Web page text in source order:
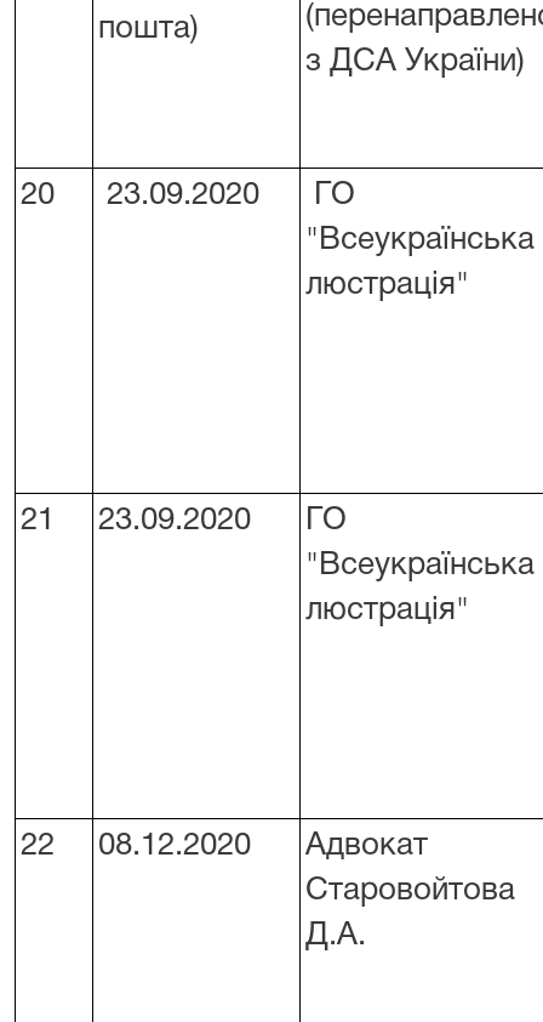
пошта)
з ДСА України)
20 23.09.2020
ГО
"Всеукраїнська
люстрація"
21 23.09.2020
ГО
"Всеукраїнська
люстрація"
22 08.12.2020
Адвокат
Старовойтова
Д.А.